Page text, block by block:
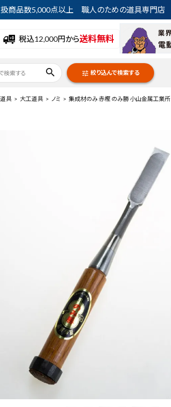
商品数5,000点以上 職人のための道具専門店
税込12,000円から送料無料
search tune 絞り込んで検索する
具 大工道具 ノミ 集成材のみ 赤樫 のみ勝 小山金属工業所